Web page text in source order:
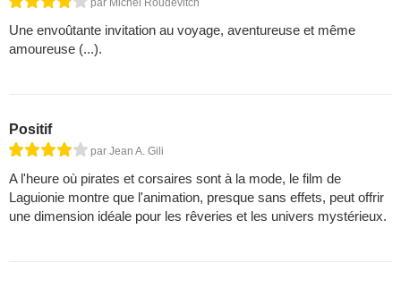
par Michel Roudevitch
Une envoûtante invitation au voyage, aventureuse et même
amoureuse (...).
Positif
par Jean A. Gili
A l'heure où pirates et corsaires sont à la mode, le film de
Laguionie montre que l'animation, presque sans effets, peut offrir
une dimension idéale pour les rêveries et les univers mystérieux.